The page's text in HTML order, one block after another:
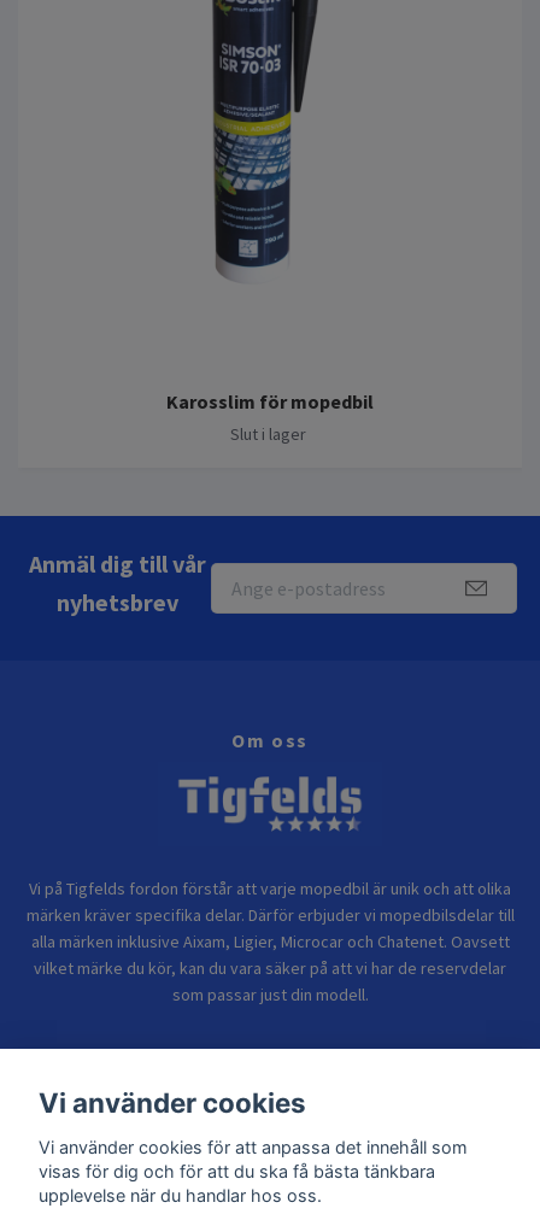
Karosslim för mopedbil
Slut i lager
Anmäl dig till vår
nyhetsbrev
Om oss
Vi på Tigfelds fordon förstår att varje mopedbil är unik och att olika
märken kräver specifika delar. Därför erbjuder vi mopedbilsdelar till
alla märken inklusive Aixam, Ligier, Microcar och Chatenet. Oavsett
vilket märke du kör, kan du vara säker på att vi har de reservdelar
som passar just din modell.
Sidor
Vi använder cookies
Vi använder cookies för att anpassa det innehåll som
visas för dig och för att du ska få bästa tänkbara
upplevelse när du handlar hos oss.